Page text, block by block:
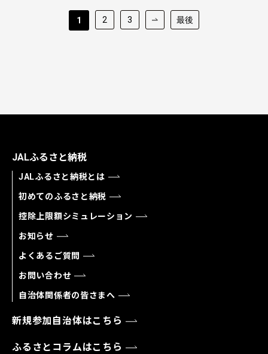
1 2 3 最後
JALふるさと納税
JALふるさと納税とは
初めてのふるさと納税
控除上限額シミュレーション
お知らせ
よくあるご質問
お問い合わせ
自治体関係者の皆さまへ
新規参加自治体はこちら
ふるさとコラムはこちら